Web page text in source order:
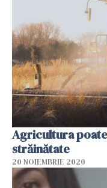
Agricultura
străinătate
20 NOIEMBRIE 2020